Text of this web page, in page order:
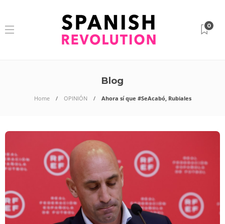
0
Blog
Home OPINIÓN Ahora sí que #SeAcabó, Rubiales